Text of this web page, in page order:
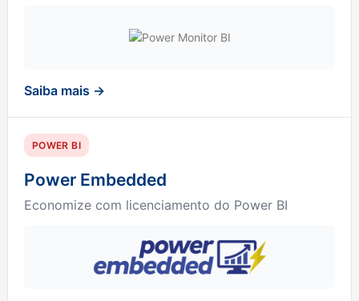
Saiba mais →
POWER BI
Power Embedded
Economize com licenciamento do Power BI